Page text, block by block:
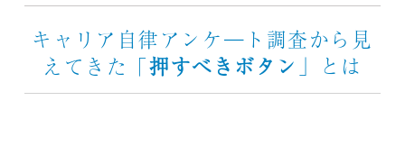
キャリア自律アンケ―ト調査から見
えてきた「押すべきボタン 」とは